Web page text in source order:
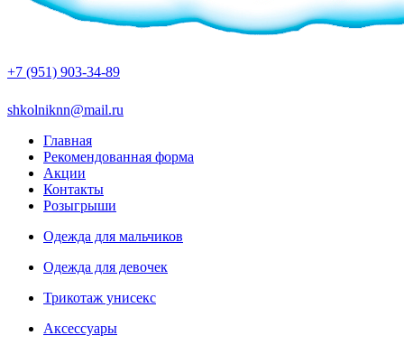
+7 (951) 903-34-89
shkolniknn@mail.ru
Главная
Рекомендованная форма
Акции
Контакты
Розыгрыши
Одежда для мальчиков
Одежда для девочек
Трикотаж унисекс
Аксессуары